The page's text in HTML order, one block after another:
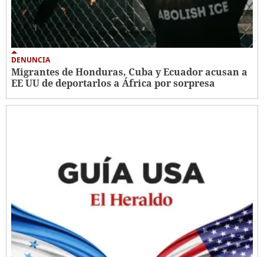
DENUNCIA
Migrantes de Honduras, Cuba y Ecuador acusan a
EE UU de deportarlos a África por sorpresa